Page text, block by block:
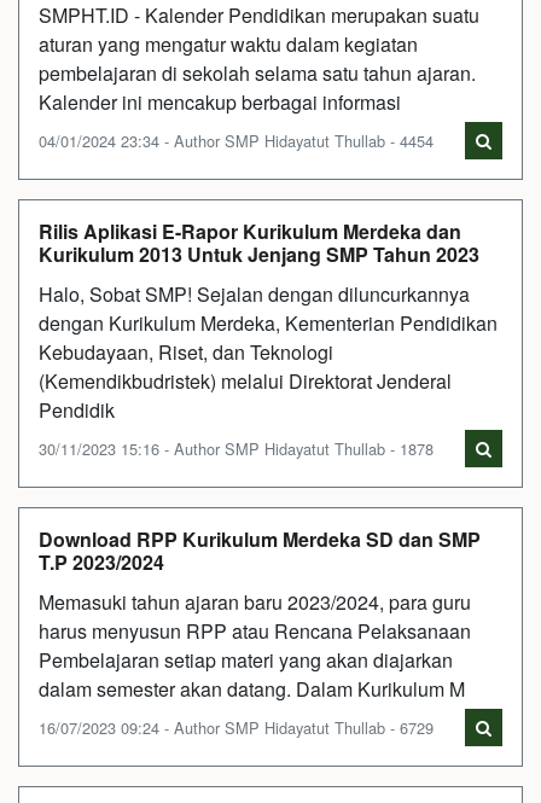
SMPHT.ID - Kalender Pendidikan merupakan suatu
aturan yang mengatur waktu dalam kegiatan
pembelajaran di sekolah selama satu tahun ajaran.
Kalender ini mencakup berbagai informasi
04/01/2024 23:34 - Author SMP Hidayatut Thullab - 4454
Rilis Aplikasi E-Rapor Kurikulum Merdeka dan
Kurikulum 2013 Untuk Jenjang SMP Tahun 2023
Halo, Sobat SMP! Sejalan dengan diluncurkannya
dengan Kurikulum Merdeka, Kementerian Pendidikan
Kebudayaan, Riset, dan Teknologi
(Kemendikbudristek) melalui Direktorat Jenderal
Pendidik
30/11/2023 15:16 - Author SMP Hidayatut Thullab - 1878
Download RPP Kurikulum Merdeka SD dan SMP
T.P 2023/2024
Memasuki tahun ajaran baru 2023/2024, para guru
harus menyusun RPP atau Rencana Pelaksanaan
Pembelajaran setiap materi yang akan diajarkan
dalam semester akan datang. Dalam Kurikulum M
16/07/2023 09:24 - Author SMP Hidayatut Thullab - 6729